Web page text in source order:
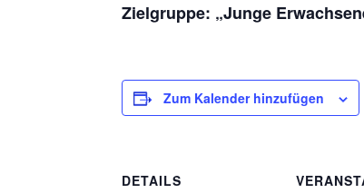
Zielgruppe: „Junge
Zum Kalender hinzufügen
DETAILS